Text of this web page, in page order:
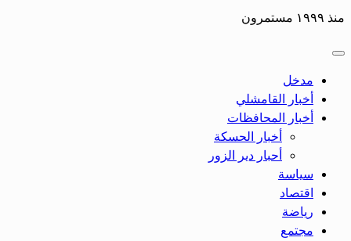
منذ ١٩٩٩ مستمرون
مدخل
أخبار القامشلي
أخبار المحافظات
أخبار الحسكة
أحبار دير الزور
سياسة
اقتصاد
رياضة
مجتمع